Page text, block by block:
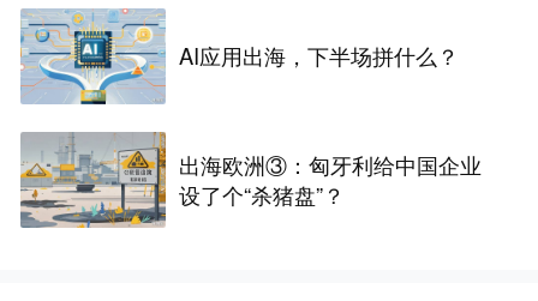
AI应用出海，下半场拼什么？
出海欧洲③：匈牙利给中国企业
设了个“杀猪盘”？